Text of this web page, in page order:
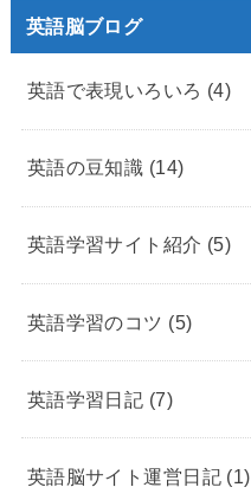
英語脳ブログ
英語で表現いろいろ (4)
英語の豆知識 (14)
英語学習サイト紹介 (5)
英語学習のコツ (5)
英語学習日記 (7)
英語脳サイト運営日記 (1)